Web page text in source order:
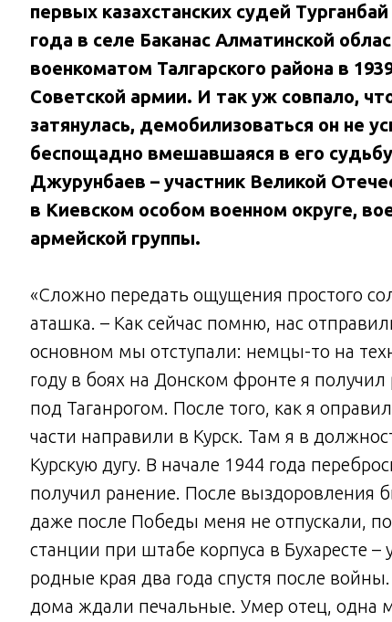
первых казахстанских судей
года в селе Баканас Алматинской
военкоматом Талгарского района в
Советской армии. И так уж совпало,
затянулась, демобилизоваться он не
беспощадно вмешавшаяся в его
Джурунбаев – участник Великой
в Киевском особом военном округе,
армейской группы.
«Сложно передать ощущения простого
аташка. – Как сейчас помню, нас
основном мы отступали: немцы-то на
году в боях на Донском фронте я
под Таганрогом. После того, как я
части направили в Курск. Там я в
Курскую дугу. В начале 1944 года
получил ранение. После
даже после Победы меня не отпускали,
станции при штабе корпуса в Бухаресте
родные края два года спустя после
дома ждали печальные. Умер отец, одна